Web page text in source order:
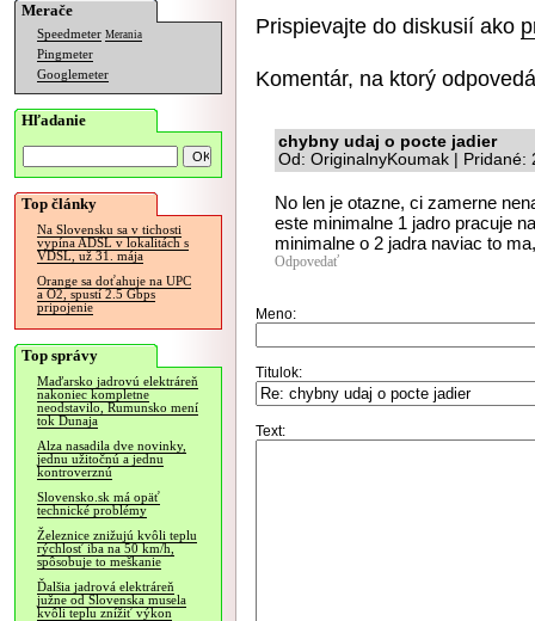
Merače
Speedmeter Merania
Pingmeter
Googlemeter
Hľadanie
Top články
Na Slovensku sa v tichosti
vypína ADSL v lokalitách s
VDSL, už 31. mája
Orange sa doťahuje na UPC
a O2, spustí 2.5 Gbps
pripojenie
Top správy
Maďarsko jadrovú elektráreň
nakoniec kompletne
neodstavilo, Rumunsko mení
tok Dunaja
Alza nasadila dve novinky,
jednu užitočnú a jednu
kontroverznú
Slovensko.sk má opäť
technické problémy
Železnice znižujú kvôli teplu
rýchlosť iba na 50 km/h,
spôsobuje to meškanie
Ďalšia jadrová elektráreň
južne od Slovenska musela
kvôli teplu znížiť výkon
Prispievajte do diskusií ako
Komentár, na ktorý
chybny udaj o pocte jadier
Od: OriginalnyKoumak | Pridané:
No len je otazne, ci zamerne
este minimalne 1 jadro pracuje
minimalne o 2 jadra naviac to
Odpovedať
Meno:
Titulok:
Text: